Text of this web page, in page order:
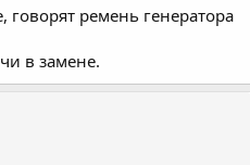
говорят ремень генератора
в замене.